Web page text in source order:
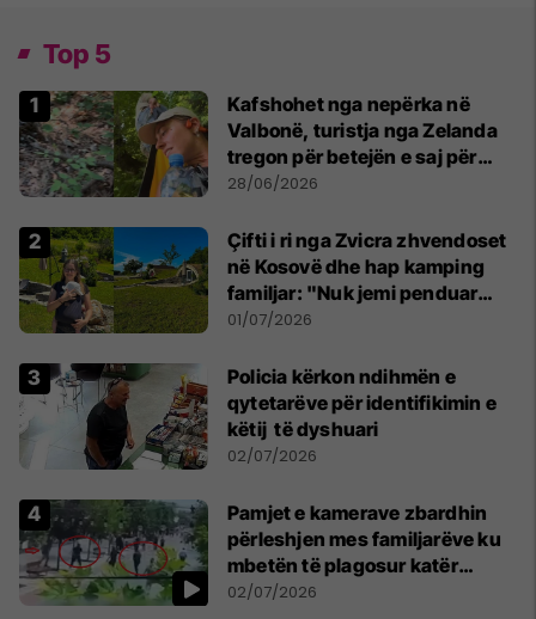
Top 5
Kafshohet nga nepërka në
Valbonë, turistja nga Zelanda
tregon për betejën e saj për
mbijetesë
28/06/2026
Çifti i ri nga Zvicra zhvendoset
në Kosovë dhe hap kamping
familjar: "Nuk jemi penduar
asnjë ditë"
01/07/2026
Policia kërkon ndihmën e
qytetarëve për identifikimin e
këtij të dyshuari
02/07/2026
Pamjet e kamerave zbardhin
përleshjen mes familjarëve ku
mbetën të plagosur katër
persona
02/07/2026